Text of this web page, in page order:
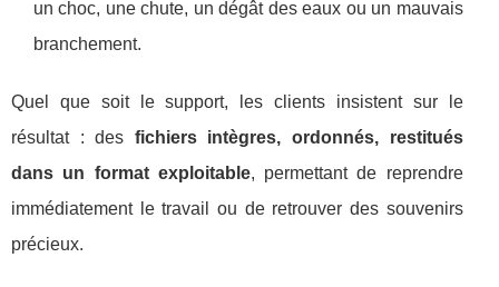
un choc, une chute, un dégât des eaux ou un mauvais
branchement.
Quel que soit le support, les clients insistent sur le
résultat : des fichiers intègres, ordonnés, restitués
dans un format exploitable, permettant de reprendre
immédiatement le travail ou de retrouver des souvenirs
précieux.